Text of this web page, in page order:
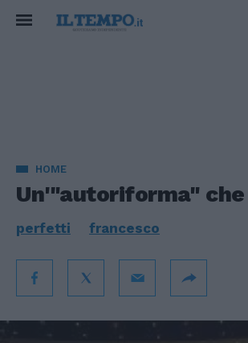
HOME
Un'"autoriforma"
perfetti francesco